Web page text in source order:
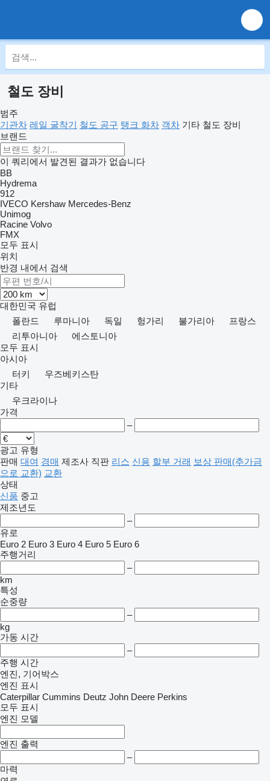
철도 장비
범주
기관차 레일 굴착기 철도 공구 탱크 화차 객차 기타 철도 장비
브랜드
이 쿼리에서 발견된 결과가 없습니다
BB
Hydrema
912
IVECO Kershaw Mercedes-Benz
Unimog
Racine Volvo
FMX
모두 표시
위치
반경 내에서 검색
대한민국 유럽
폴란드
루마니아 독일 헝가리 불가리아
프랑스
리투아니아
에스토니아
모두 표시
아시아
터키
우즈베키스탄
기타
우크라이나
가격
–
광고 유형
판매 대여 경매 제조사 직판 리스 신용 할부 거래 보상 판매(추가금
으로 교환) 교환
상태
신품 중고
제조년도
–
유로
Euro 2 Euro 3 Euro 4 Euro 5 Euro 6
주행거리
–
km
특성
순중량
–
kg
가동 시간
–
주행 시간
엔진, 기어박스
엔진 표시
Caterpillar Cummins Deutz John Deere Perkins
모두 표시
엔진 모델
엔진 출력
–
마력